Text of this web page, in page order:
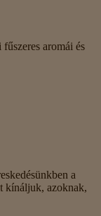
aromái és
a
kínáljuk, azoknak,